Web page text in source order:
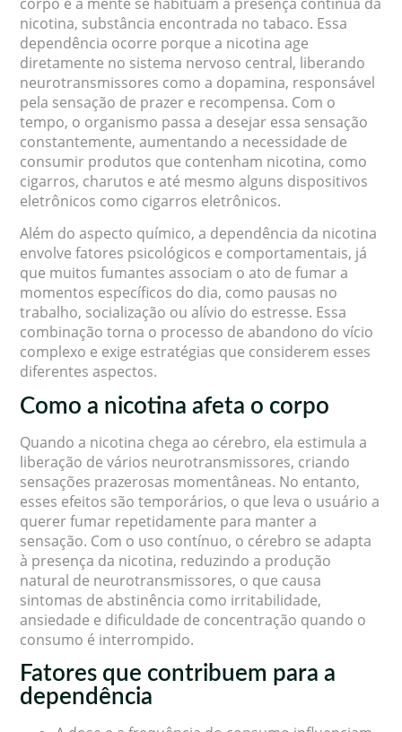
nicotina, substância encontrada no tabaco. Essa
dependência ocorre porque a nicotina age
diretamente no sistema nervoso central, liberando
neurotransmissores como a dopamina, responsável
pela sensação de prazer e recompensa. Com o
tempo, o organismo passa a desejar essa sensação
constantemente, aumentando a necessidade de
consumir produtos que contenham nicotina, como
cigarros, charutos e até mesmo alguns dispositivos
eletrônicos como cigarros eletrônicos.
Além do aspecto químico, a dependência da nicotina
envolve fatores psicológicos e comportamentais, já
que muitos fumantes associam o ato de fumar a
momentos específicos do dia, como pausas no
trabalho, socialização ou alívio do estresse. Essa
combinação torna o processo de abandono do vício
complexo e exige estratégias que considerem esses
diferentes aspectos.
Como a nicotina afeta o corpo
Quando a nicotina chega ao cérebro, ela estimula a
liberação de vários neurotransmissores, criando
sensações prazerosas momentâneas. No entanto,
esses efeitos são temporários, o que leva o usuário a
querer fumar repetidamente para manter a
sensação. Com o uso contínuo, o cérebro se adapta
à presença da nicotina, reduzindo a produção
natural de neurotransmissores, o que causa
sintomas de abstinência como irritabilidade,
ansiedade e dificuldade de concentração quando o
consumo é interrompido.
Fatores que contribuem para a
dependência